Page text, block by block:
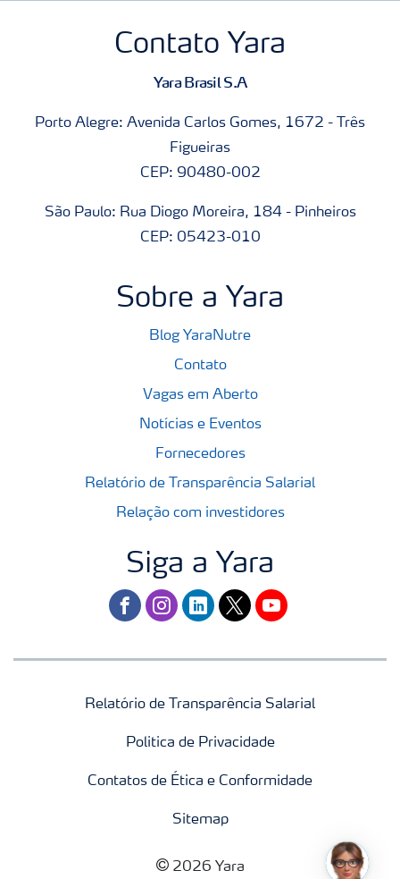
Contato Yara
Yara Brasil S.A
Porto Alegre: Avenida Carlos Gomes, 1672 - Três
Figueiras
CEP: 90480-002
São Paulo: Rua Diogo Moreira, 184 - Pinheiros
CEP: 05423-010
Sobre a Yara
Blog YaraNutre
Contato
Vagas em Aberto
Notícias e Eventos
Fornecedores
Relatório de Transparência Salarial
Relação com investidores
Siga a Yara
facebookinstagram
linkedintwitteryoutube
Relatório de Transparência Salarial
Politica de Privacidade
Contatos de Ética e Conformidade
Sitemap
2026 Yara